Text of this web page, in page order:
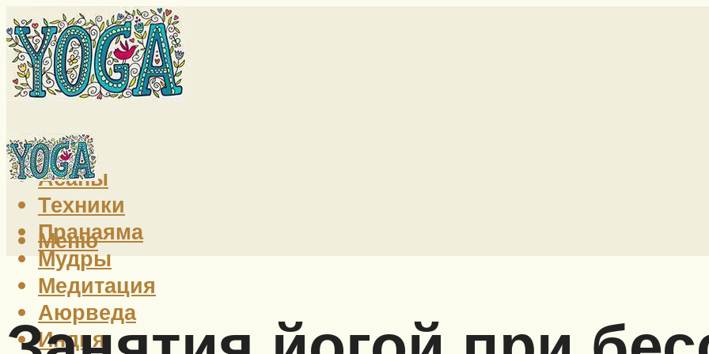
Йога
Асаны
Техники
Пранаяма
Мудры
Медитация
Аюрведа
Индия
Меню